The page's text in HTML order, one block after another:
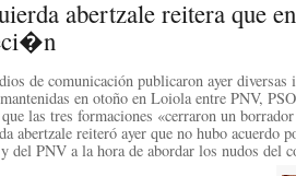
abertzale reitera que
de comunicación publicaron ayer diversas
en otoño en Loiola entre PNV,
las tres formaciones «cerraron un
abertzale reiteró ayer que no hubo acuerdo
del PNV a la hora de abordar los nudos del